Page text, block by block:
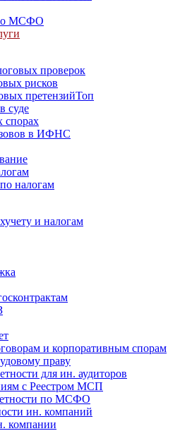
по МСФО
проверок
рисков
претензийТоп
суде
спорах
в ИФНС
налогам
и налогам
и корпоративным спорам
праву
для ин. аудиторов
с Реестром МСП
по МСФО
ин. компаний
компании